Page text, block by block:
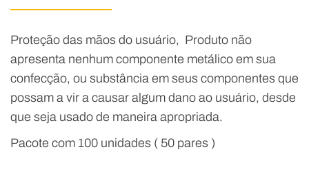
Proteção das mãos do usuário, Produto não
apresenta nenhum componente metálico em sua
confecção, ou substância em seus componentes que
possam a vir a causar algum dano ao usuário, desde
que seja usado de maneira apropriada.
Pacote com 100 unidades ( 50 pares )